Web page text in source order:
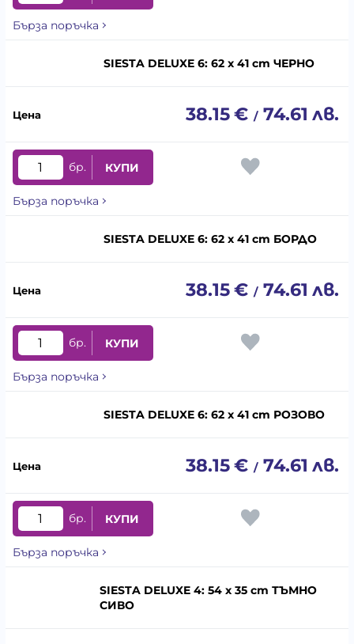
Бърза поръчка
SIESTA DELUXE 6: 62 x 41 cm ЧЕРНО
38.15€ / 74.61 лв.
бр. КУПИ
Бърза поръчка
SIESTA DELUXE 6: 62 x 41 cm БОРДО
38.15€ / 74.61 лв.
бр. КУПИ
Бърза поръчка
SIESTA DELUXE 6: 62 x 41 cm РОЗОВО
38.15€ / 74.61 лв.
бр. КУПИ
Бърза поръчка
SIESTA DELUXE 4: 54 x 35 cm ТЪМНО
СИВО